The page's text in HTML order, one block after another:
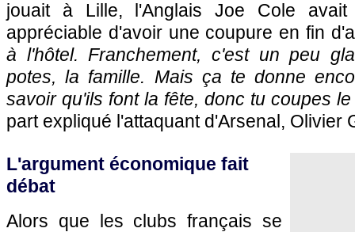
jouait à Lille, l'Anglais Joe Cole
appréciable d'avoir une coupure en fin
à l'hôtel. Franchement, c'est un peu
potes, la famille. Mais ça te donne
savoir qu'ils font la fête, donc tu coupes
part expliqué l'attaquant d'Arsenal, Olivier
L'argument économique fait
débat
Alors que les clubs français se